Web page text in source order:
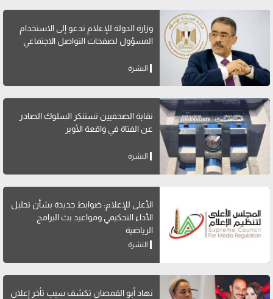
وزارة الدولة للإعلام تدعو إلى الاستخدام
المسؤول لصفحات التواصل الاجتماعي
النشرة
نقابة الصحفيين تستنكر السلوك الصادر
عن الفتاة في واقعة الأوبر
النشرة
الأعلى للإعلام: ضوابط جديدة بشأن تحليل
الأداء التحكيمي ومواعيد بث البرامج
الرياضية
النشرة
نهاد أبو القمصان تكشف سبب تأخر إعلان